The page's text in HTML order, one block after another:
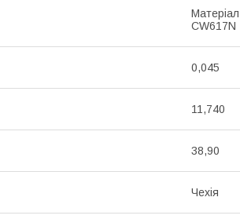
CW617N
0,045
11,740
38,90
Чехія